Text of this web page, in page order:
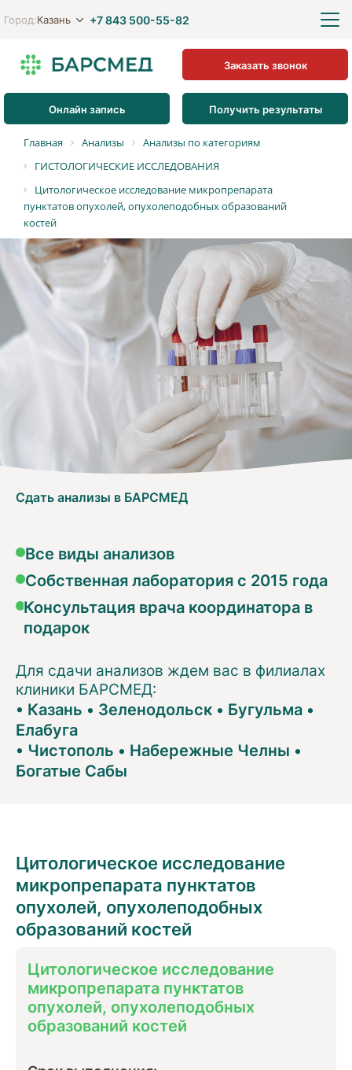
Город:Казань +7 843 500-55-82
Онлайн запись Получить результаты
Заказать звонок
Главная Анализы
Анализы по категориям
ГИСТОЛОГИЧЕСКИЕ ИССЛЕДОВАНИЯ
Цитологическое исследование микропрепарата
пунктатов опухолей, опухолеподобных образований
костей
Сдать анализы в БАРСМЕД
Все виды анализов
Собственная лаборатория с 2015 года
Консультация врача координатора в
подарок
Для сдачи анализов ждем вас в филиалах
клиники БАРСМЕД:
• Казань • Зеленодольск • Бугульма •
Елабуга
• Чистополь • Набережные Челны •
Богатые Сабы
Цитологическое исследование
микропрепарата пунктатов
опухолей, опухолеподобных
образований костей
Цитологическое исследование
микропрепарата пунктатов
опухолей, опухолеподобных
образований костей